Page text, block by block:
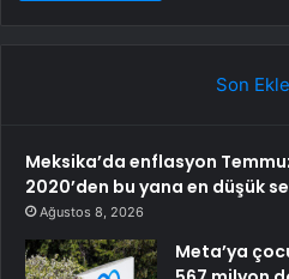
Son
Meksika’da enflasyon
2020’den bu yana en düşük
Ağustos 8, 2026
Meta’ya